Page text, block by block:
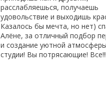
расслабляешься, получаешь
удовольствие и выходишь
Казалось бы мечта, но нет)
Алёне, за отличный подбор
и создание уютной
студии! Вы потрясающие! Все!!!